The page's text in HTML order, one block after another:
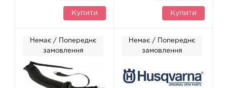
Купити Купити
Немає / Попереднє
замовлення
Немає / Попереднє
замовлення